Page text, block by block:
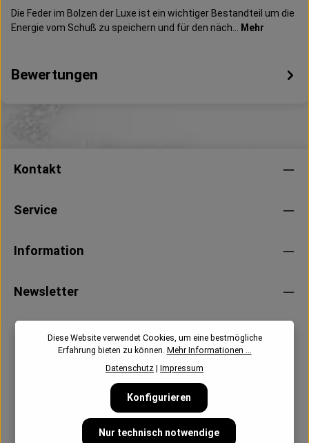
Die Feder im Bolzen der Luxe ist ein wichtiger Bestandteil um die
Energie vom Schuß zu speichern und für den näch…
Mehr
Bewertungen
Kontakt
Service
Information
Newsletter
Diese Website verwendet Cookies, um eine bestmögliche
Erfahrung bieten zu können. Mehr Informationen ...
Datenschutz | Impressum
Nur technisch notwendige
Konfigurieren